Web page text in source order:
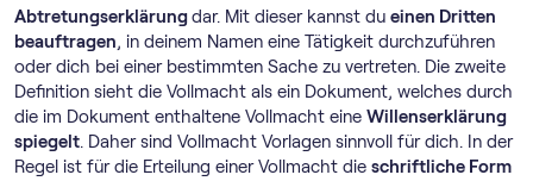
Abtretungserklärungdar. Mit dieser kannst du einen Dritten
beauftragen, in deinem Namen eine Tätigkeit durchzuführen
oder dich bei einer bestimmten Sache zu vertreten. Die zweite
Definition sieht die Vollmacht als ein Dokument, welches durch
die im Dokument enthaltene Vollmacht eine Willenserklärung
spiegelt. Daher sind Vollmacht Vorlagen sinnvoll für dich. In der
Regel ist für die Erteilung einer Vollmacht die schriftliche Form